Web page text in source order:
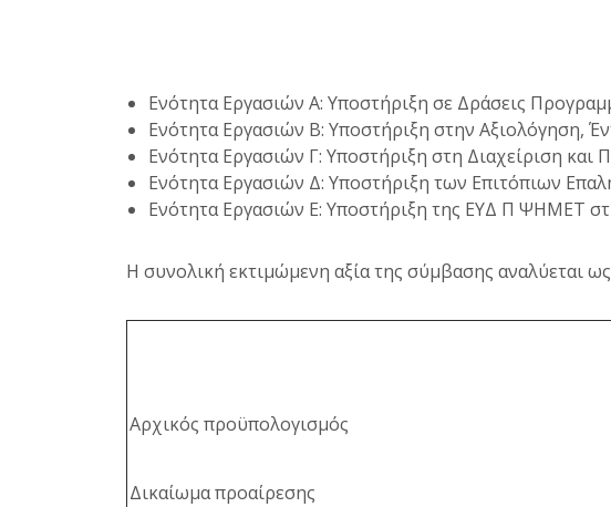
Ενότητα Εργασιών Α: Υποστήριξη σε Δράσεις
Ενότητα Εργασιών Β: Υποστήριξη στην Αξιολόγηση,
Ενότητα Εργασιών Γ: Υποστήριξη στη Διαχείριση
Ενότητα Εργασιών Δ: Υποστήριξη των Επιτόπιων
Ενότητα Εργασιών Ε: Υποστήριξη της ΕΥΔ Π ΨΗΜΕΤ
Η συνολική εκτιμώμενη αξία της σύμβασης αναλύεται ως
Αρχικός προϋπολογισμός
Δικαίωμα προαίρεσης